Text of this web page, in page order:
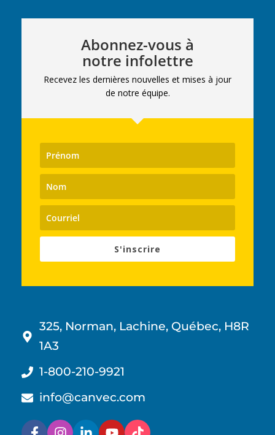
Abonnez-vous à
notre infolettre
Recevez les dernières nouvelles et mises à jour
de notre équipe.
S'inscrire
325, Norman, Lachine, Québec, H8R
1A3
1-800-210-9921
info@canvec.com